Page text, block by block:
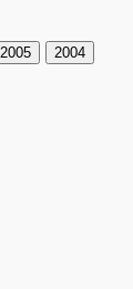
2005 2004